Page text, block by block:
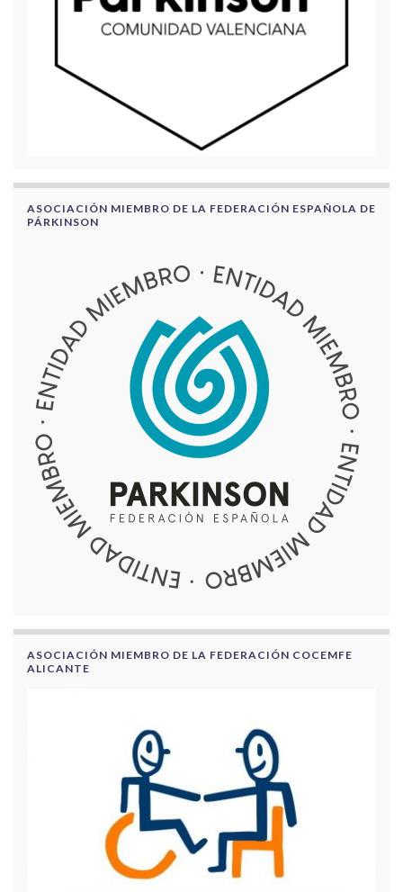
ASOCIACIÓN MIEMBRO DE LA FEDERACIÓN ESPAÑOLA DE
PÁRKINSON
ASOCIACIÓN MIEMBRO DE LA FEDERACIÓN COCEMFE
ALICANTE